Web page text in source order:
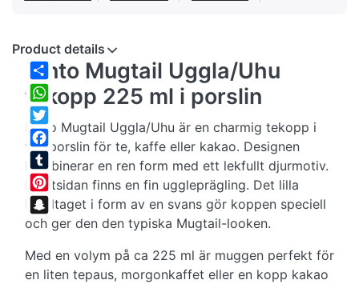
Share
WhatsApp
Twitter
Facebook
Tumblr
Pinterest
Snapchat
Product details
Kinto Mugtail Uggla/Uhu
tekopp 225 ml i porslin
Kinto Mugtail Uggla/Uhu är en charmig tekopp i
vitt porslin för te, kaffe eller kakao. Designen
kombinerar en ren form med ett lekfullt djurmotiv.
På utsidan finns en fin uggleprägling. Det lilla
handtaget i form av en svans gör koppen speciell
och ger den den typiska Mugtail-looken.
Med en volym på ca 225 ml är muggen perfekt för
en liten tepaus, morgonkaffet eller en kopp kakao